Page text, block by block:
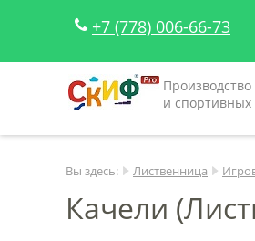
+7 (778) 006-66-73
Производство
и
Вы здесь: Лиственница
Качели